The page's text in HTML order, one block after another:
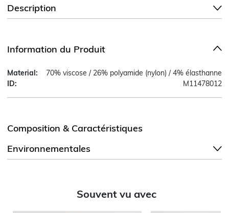
Description
Information du Produit
Material:
70% viscose / 26% polyamide (nylon) / 4% élasthanne
ID:
M11478012
Composition & Caractéristiques
Environnementales
Souvent vu avec